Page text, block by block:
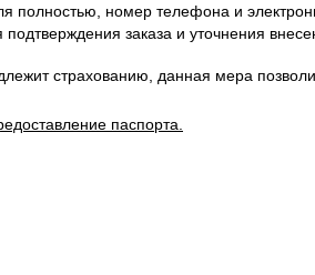
номер телефона и
заказа и уточнения
страхованию, данная мера
паспорта.